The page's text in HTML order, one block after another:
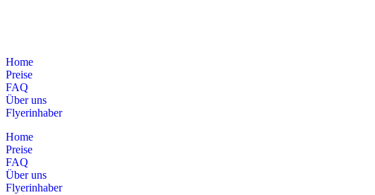
Home
Preise
FAQ
Über uns
Flyerinhaber
Home
Preise
FAQ
Über uns
Flyerinhaber